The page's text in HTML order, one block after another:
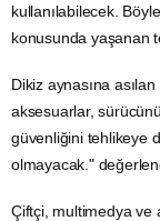
kullanılabilecek.
konusunda yaşanan
Dikiz aynasına
aksesuarlar,
güvenliğini tehlikeye
olmayacak."
Çiftçi, multimedya ve